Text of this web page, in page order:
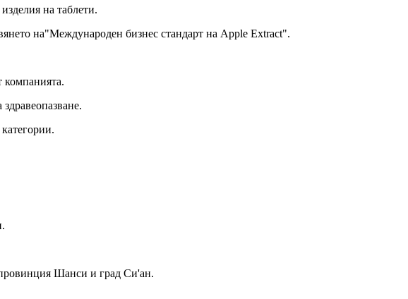
на таблети.
на"Международен бизнес стандарт на Apple Extract".
компанията.
Шанси и град Си'ан.